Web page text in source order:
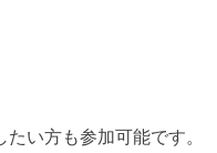
い方も参加可能です。